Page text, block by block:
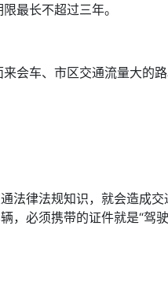
最长不超过三年。
会车、市区交通流量大的
法律法规知识，就会造成交
，必须携带的证件就是“驾